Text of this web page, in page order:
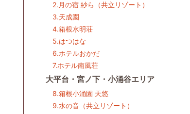
2.月の宿 紗ら（共立リゾート）
3.天成園
4.箱根水明荘
5.はつはな
6.ホテルおかだ
7.ホテル南風荘
大平台・宮ノ下・小涌谷エリア
8.箱根小涌園 天悠
9.水の音（共立リゾート）